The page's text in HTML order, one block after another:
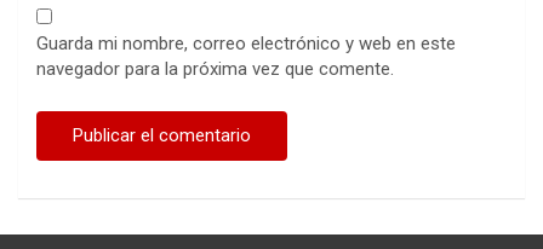
Guarda mi nombre, correo electrónico y web en este
navegador para la próxima vez que comente.